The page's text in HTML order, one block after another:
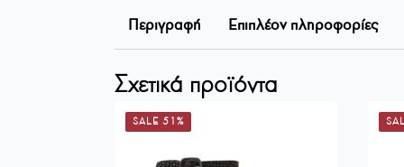
Περιγραφή Επιπλέον πληροφορίες
Σχετικά προϊόντα
SALE 51%